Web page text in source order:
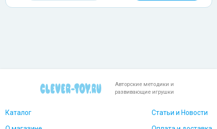
Авторские методики и
развивающие игрушки
Каталог Статьи и Новости